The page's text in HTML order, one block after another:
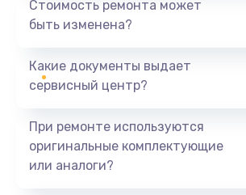
Замена аккумулятора
Замена SSD
Стоимость ремонта может
быть изменена?
Какие документы выдает
сервисный центр?
При ремонте используются
оригинальные комплектующие
или аналоги?